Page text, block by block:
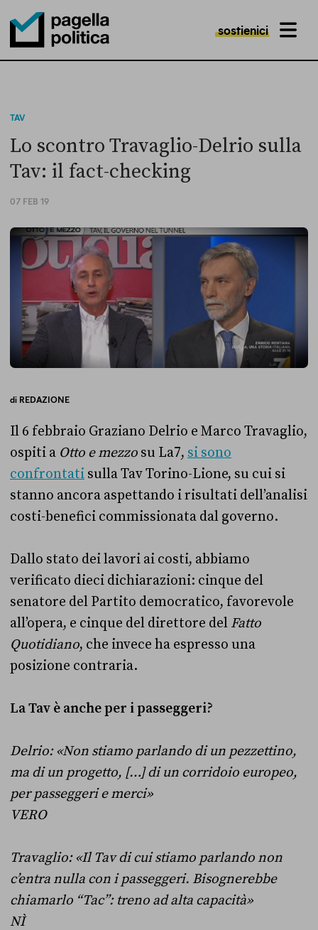
Pagella Politica Logo
sostienici MENU
TAV
Lo scontro Travaglio-Delrio sulla
Tav: il fact-checking
07 FEB 19
di REDAZIONE
Il 6 febbraio Graziano Delrio e Marco Travaglio,
ospiti a Otto e mezzo su La7, si sono
confrontati sulla Tav Torino-Lione, su cui si
stanno ancora aspettando i risultati dell’analisi
costi-benefici commissionata dal governo.
Dallo stato dei lavori ai costi, abbiamo
verificato dieci dichiarazioni: cinque del
senatore del Partito democratico, favorevole
all’opera, e cinque del direttore del Fatto
Quotidiano, che invece ha espresso una
posizione contraria.
La Tav è anche per i passeggeri?
Delrio: «Non stiamo parlando di un pezzettino,
ma di un progetto, […] di un corridoio europeo,
per passeggeri e merci»
VERO
Travaglio: «Il Tav di cui stiamo parlando non
c’entra nulla con i passeggeri. Bisognerebbe
chiamarlo “Tac”: treno ad alta capacità»
NÌ